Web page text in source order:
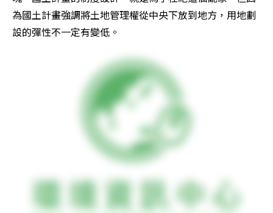
為國土計畫強調將土地管理權從中央下放到地方，用地劃
設的彈性不一定有變低。